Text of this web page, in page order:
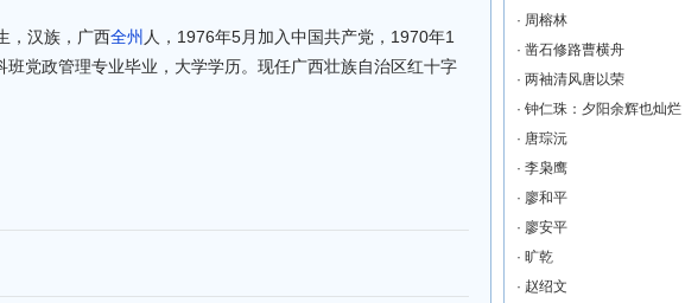
汉族，广西全州 人，1976年5月加入中国共产党，1970年1
班党政管理专业毕业，大学学历。现任广西壮族自治区红十字
· 周榕林
· 凿石修路曹横舟
· 两袖清风唐以荣
· 钟仁珠：夕阳余辉也灿烂
· 唐琮沅
· 李枭鹰
· 廖和平
· 廖安平
· 旷乾
· 赵绍文